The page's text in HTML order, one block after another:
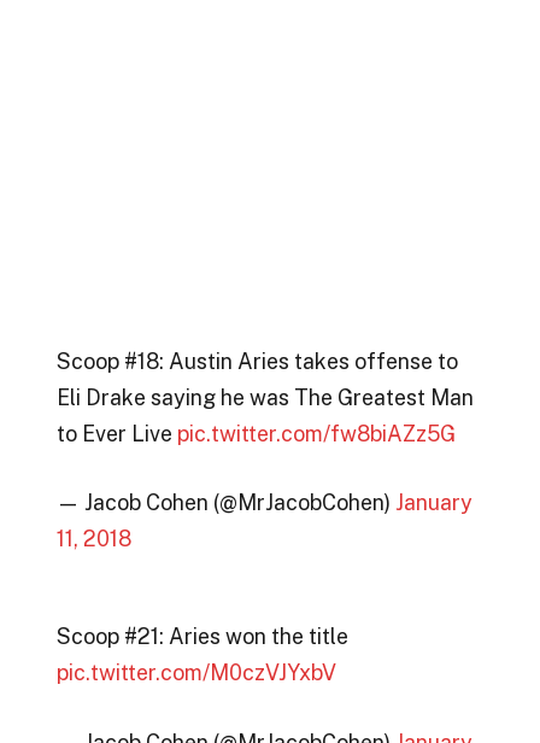
Scoop #18: Austin Aries takes offense to
Eli Drake saying he was The Greatest Man
to Ever Live pic.twitter.com/fw8biAZz5G
— Jacob Cohen (@MrJacobCohen) January
11, 2018
Scoop #21: Aries won the title
pic.twitter.com/M0czVJYxbV